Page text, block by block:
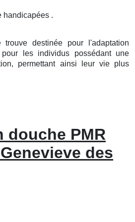
handicapées .
destinée pour l'adaptation
les individus possédant une
permettant ainsi leur vie plus
douche PMR
des